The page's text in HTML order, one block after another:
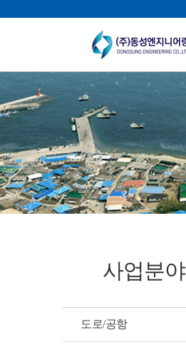
사업분야
도로/공항